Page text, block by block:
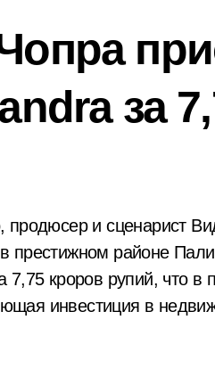
за
престижном районе
кроров рупий, что в
инвестиция в